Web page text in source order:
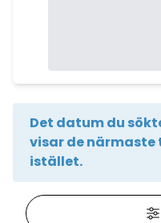
Det datum du
visar de
istället.